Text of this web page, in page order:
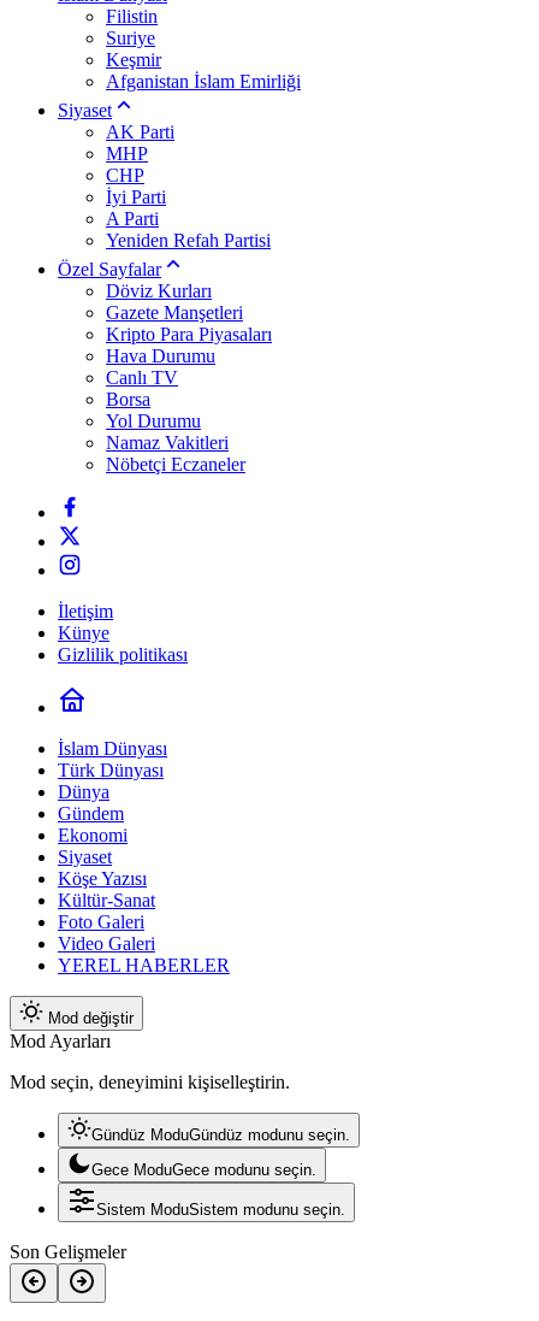
Filistin
Suriye
Keşmir
Afganistan İslam Emirliği
Siyaset
AK Parti
MHP
CHP
İyi Parti
A Parti
Yeniden Refah Partisi
Özel Sayfalar
Döviz Kurları
Gazete Manşetleri
Kripto Para Piyasaları
Hava Durumu
Canlı TV
Borsa
Yol Durumu
Namaz Vakitleri
Nöbetçi Eczaneler
İletişim
Künye
Gizlilik politikası
İslam Dünyası
Türk Dünyası
Dünya
Gündem
Ekonomi
Siyaset
Köşe Yazısı
Kültür-Sanat
Foto Galeri
Video Galeri
YEREL HABERLER
Mod değiştir
Mod Ayarları
Mod seçin, deneyimini kişiselleştirin.
Gündüz ModuGündüz modunu seçin.
Gece ModuGece modunu seçin.
Sistem ModuSistem modunu seçin.
Son Gelişmeler